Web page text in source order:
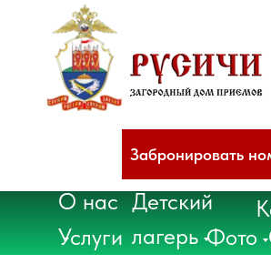
Забронировать
О нас
Услуги
Детский
лагерь Фото